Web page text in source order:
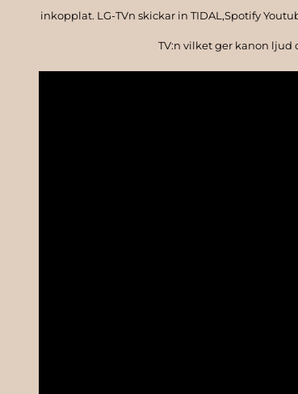
inkopplat. LG-TVn skickar in TIDAL,Spotify
TV:n vilket ger kanon ljud